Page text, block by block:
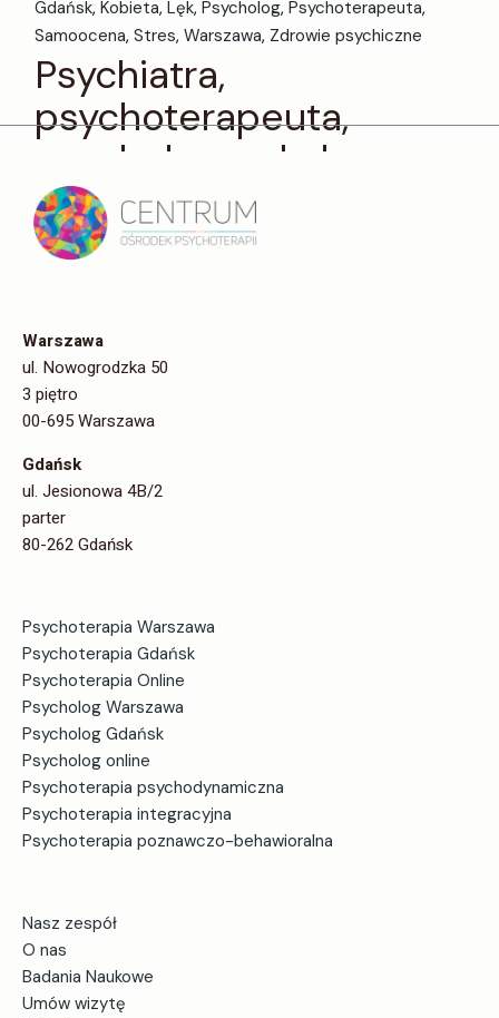
Gdańsk Kobieta Lęk Psycholog Psychoterapeuta
Samoocena Stres Warszawa Zdrowie psychiczne
Psychiatra,
psychoterapeuta,
psycholog – do kogo
się zgłosić? Kto
skutecznie pomoże?
skorzystanie z pomocy specjalistów zdrowia
psychicznego. Jednak
Udostępnij
Warszawa
ul. Nowogrodzka 50
3 piętro
00-695 Warszawa
Gdańsk
ul. Jesionowa 4B/2
parter
80-262 Gdańsk
Psychoterapia Warszawa
Psychoterapia Gdańsk
Psychoterapia Online
Psycholog Warszawa
Psycholog Gdańsk
Psycholog online
Psychoterapia psychodynamiczna
Psychoterapia integracyjna
Psychoterapia poznawczo-behawioralna
Nasz zespół
O nas
Badania Naukowe
Umów wizytę